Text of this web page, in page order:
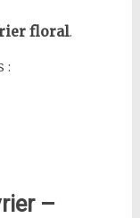
floral.
:
–